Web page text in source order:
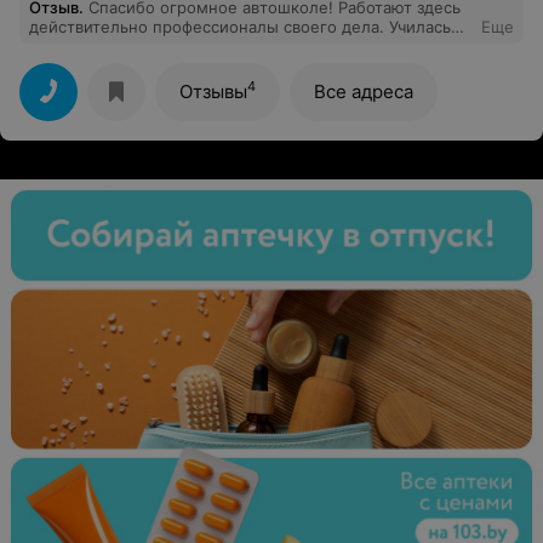
Отзыв. Спасибо огромное автошколе! Работают здесь
действительно профессионалы своего дела. Училась
Александра Эдуардовна – преподаватель от Бога! Ее
занятия проходили всегда информативно и весело.
Теорию сдали все в группе. Андриан Эдуардович –
лучший мастер из всех! Терпеливый, отзывчивый,
объясняет так, что и обезьяна поймёт! Михаил
мужчина! Поддерживает изо всех сил! О таком
ещё раз! Рекомендую всем! 10 из 10!
Еще
Отзывы4 Все адреса